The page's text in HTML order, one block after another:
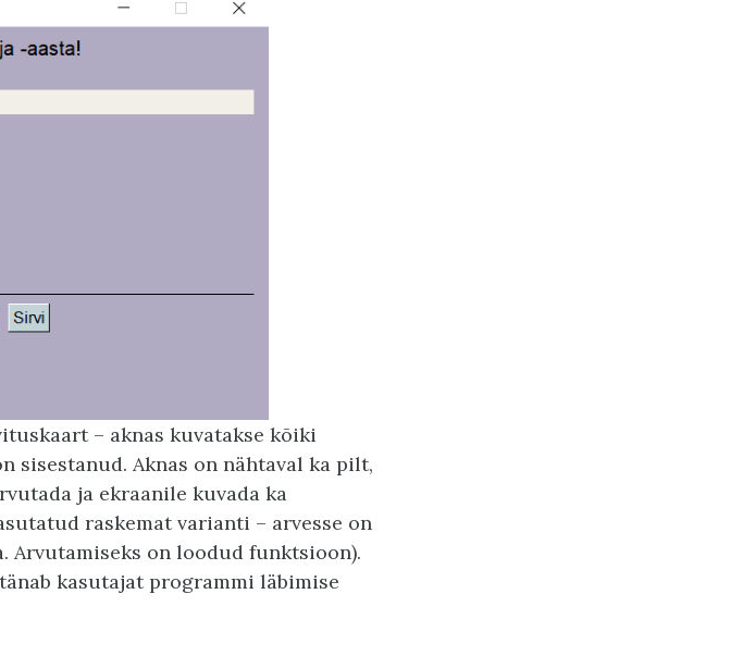
– aknas kuvatakse kõiki
sisestanud. Aknas on nähtaval ka pilt,
ja ekraanile kuvada ka
raskemat varianti – arvesse on
Arvutamiseks on loodud funktsioon).
kasutajat programmi läbimise